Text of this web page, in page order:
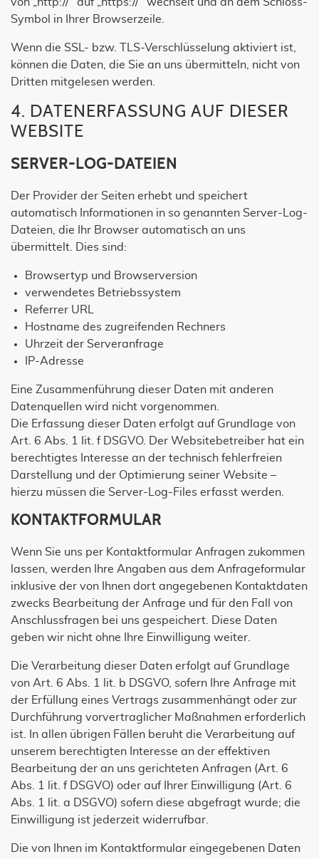
Symbol in Ihrer Browserzeile.
Wenn die SSL- bzw. TLS-Verschlüsselung aktiviert ist,
können die Daten, die Sie an uns übermitteln, nicht von
Dritten mitgelesen werden.
4. DATENERFASSUNG AUF DIESER
WEBSITE
SERVER-LOG-DATEIEN
Der Provider der Seiten erhebt und speichert
automatisch Informationen in so genannten Server-Log-
Dateien, die Ihr Browser automatisch an uns
übermittelt. Dies sind:
Browsertyp und Browserversion
verwendetes Betriebssystem
Referrer URL
Hostname des zugreifenden Rechners
Uhrzeit der Serveranfrage
IP-Adresse
Eine Zusammenführung dieser Daten mit anderen
Datenquellen wird nicht vorgenommen.
Die Erfassung dieser Daten erfolgt auf Grundlage von
Art. 6 Abs. 1 lit. f DSGVO. Der Websitebetreiber hat ein
berechtigtes Interesse an der technisch fehlerfreien
Darstellung und der Optimierung seiner Website –
hierzu müssen die Server-Log-Files erfasst werden.
KONTAKTFORMULAR
Wenn Sie uns per Kontaktformular Anfragen zukommen
lassen, werden Ihre Angaben aus dem Anfrageformular
inklusive der von Ihnen dort angegebenen Kontaktdaten
zwecks Bearbeitung der Anfrage und für den Fall von
Anschlussfragen bei uns gespeichert. Diese Daten
geben wir nicht ohne Ihre Einwilligung weiter.
Die Verarbeitung dieser Daten erfolgt auf Grundlage
von Art. 6 Abs. 1 lit. b DSGVO, sofern Ihre Anfrage mit
der Erfüllung eines Vertrags zusammenhängt oder zur
Durchführung vorvertraglicher Maßnahmen erforderlich
ist. In allen übrigen Fällen beruht die Verarbeitung auf
unserem berechtigten Interesse an der effektiven
Bearbeitung der an uns gerichteten Anfragen (Art. 6
Abs. 1 lit. f DSGVO) oder auf Ihrer Einwilligung (Art. 6
Abs. 1 lit. a DSGVO) sofern diese abgefragt wurde; die
Einwilligung ist jederzeit widerrufbar.
Die von Ihnen im Kontaktformular eingegebenen Daten